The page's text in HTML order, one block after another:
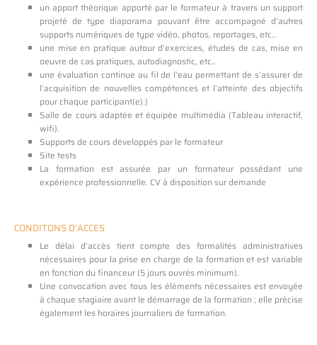
un apport théorique apporté par le formateur à travers un support
projeté de type diaporama pouvant être accompagné d’autres
supports numériques de type vidéo, photos, reportages, etc..
une mise en pratique autour d’exercices, études de cas, mise en
oeuvre de cas pratiques, autodiagnostic, etc..
une évaluation continue au fil de l’eau permettant de s’assurer de
l’acquisition de nouvelles compétences et l’atteinte des objectifs
pour chaque participant(e).)
Salle de cours adaptée et équipée multimédia (Tableau interactif,
wifi).
Supports de cours développés par le formateur
Site tests
La formation est assurée par un formateur possédant une
expérience professionnelle. CV à disposition sur demande
CONDITONS D'ACCES
Le délai d’accès tient compte des formalités administratives
nécessaires pour la prise en charge de la formation et est variable
en fonction du financeur (5 jours ouvrés minimum).
Une convocation avec tous les éléments nécessaires est envoyée
à chaque stagiaire avant le démarrage de la formation ; elle précise
également les horaires journaliers de formation.